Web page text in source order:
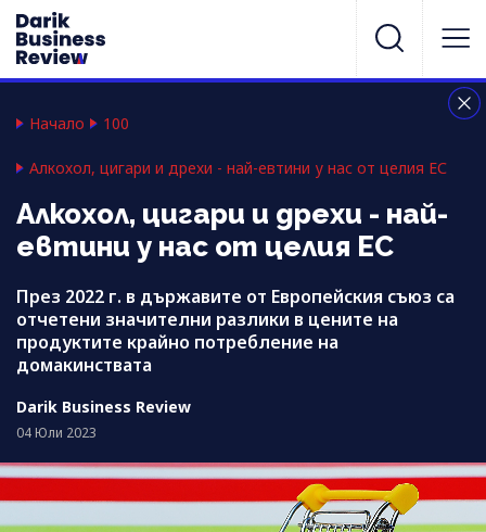
Начало 100
Алкохол, цигари и дрехи - най-евтини у нас от целия ЕС
Алкохол, цигари и дрехи - най-
евтини у нас от целия ЕС
През 2022 г. в държавите от Европейския съюз са
отчетени значителни разлики в цените на
продуктите крайно потребление на
домакинствата
Darik Business Review
04 Юли 2023